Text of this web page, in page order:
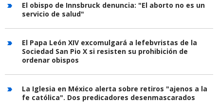
El obispo de Innsbruck denuncia: "El aborto no es un
servicio de salud"
El Papa León XIV excomulgará a lefebvristas de la
Sociedad San Pio X si resisten su prohibición de
ordenar obispos
La Iglesia en México alerta sobre retiros "ajenos a la
fe católica". Dos predicadores desenmascarados